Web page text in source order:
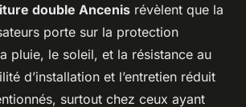
double Ancenis révèlent que la
porte sur la protection
pluie, le soleil, et la résistance au
d’installation et l’entretien réduit
surtout chez ceux ayant